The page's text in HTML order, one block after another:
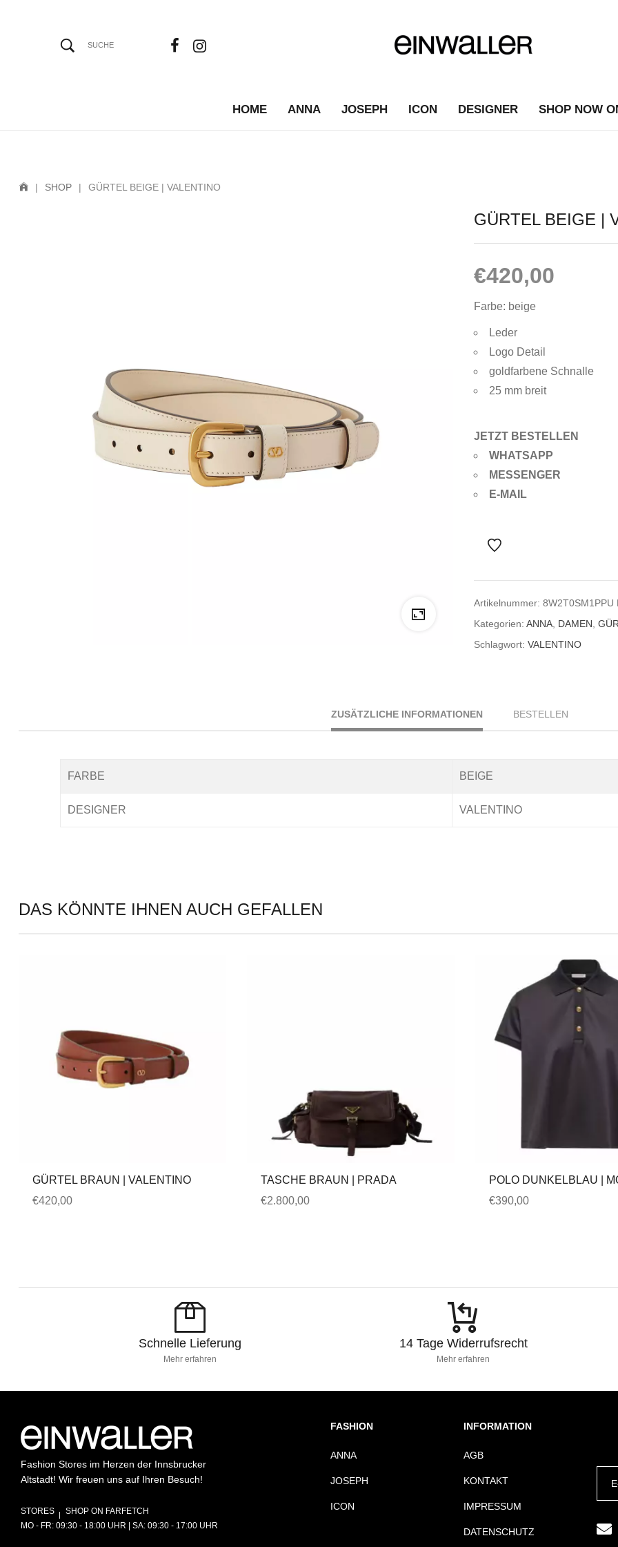
HOME ANNA JOSEPH ICON DESIGNER SHOP NOW
| SHOP | GÜRTEL BEIGE | VALENTINO
GÜRTEL BEIGE |
€420,00
Farbe: beige
Leder
Logo Detail
goldfarbene Schnalle
25 mm breit
JETZT BESTELLEN
WHATSAPP
MESSENGER
E-MAIL
Artikelnummer: 8W2T0SM1PPU
Kategorien: ANNA, DAMEN
Schlagwort: VALENTINO
ZUSÄTZLICHE INFORMATIONEN BESTELLEN
FARBE BEIGE
DESIGNER VALENTINO
DAS KÖNNTE IHNEN AUCH GEFALLEN
GÜRTEL BRAUN | VALENTINO
€420,00
TASCHE BRAUN | PRADA
€2.800,00
POLO DUNKELBLAU |
€390,00
Schnelle Lieferung
Mehr erfahren
14 Tage Widerrufsrecht
Mehr erfahren
Fashion Stores im Herzen der Innsbrucker
Altstadt! Wir freuen uns auf Ihren Besuch!
STORES
SHOP ON FARFETCH
MO - FR: 09:30 - 18:00 UHR | SA: 09:30 - 17:00 UHR
FASHION
ANNA
JOSEPH
ICON
INFORMATION
AGB
KONTAKT
IMPRESSUM
DATENSCHUTZ